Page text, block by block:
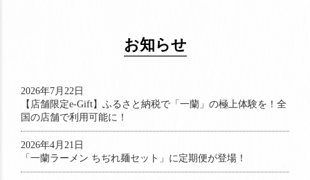
お知らせ
2026年7月22日
【店舗限定e-Gift】ふるさと納税で「一蘭」の極上体験を！全
国の店舗で利用可能に！
2026年4月21日
「一蘭ラーメン ちぢれ麺セット」に定期便が登場！